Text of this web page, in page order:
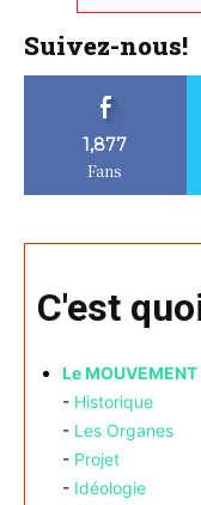
Suivez-nous!
1,877
Fans
C'est
Le MOUVEMENT
- Historique
- Les Organes
- Projet
- Idéologie